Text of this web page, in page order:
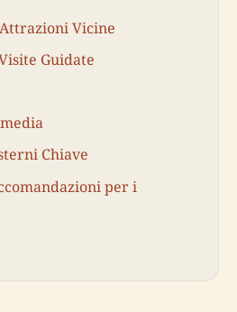
Vicine
Guidate
Chiave
per i